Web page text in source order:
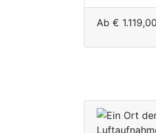
Ab € 1.119,00